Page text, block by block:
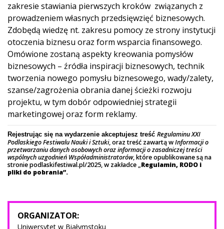
zakresie stawiania pierwszych kroków związanych z
prowadzeniem własnych przedsięwzięć biznesowych.
Zdobędą wiedzę nt. zakresu pomocy ze strony instytucji
otoczenia biznesu oraz form wsparcia finansowego.
Omówione zostaną aspekty kreowania pomysłów
biznesowych – źródła inspiracji biznesowych, technik
tworzenia nowego pomysłu biznesowego, wady/zalety,
szanse/zagrożenia obrania danej ścieżki rozwoju
projektu, w tym dobór odpowiedniej strategii
marketingowej oraz form reklamy.
Rejestrując się na wydarzenie akceptujesz treść Regulaminu XXI
Podlaskiego Festiwalu Nauki i Sztuki, oraz treść zawartą wInformacji o
przetwarzaniu danych osobowych oraz informacji o zasadniczej treści
wspólnych uzgodnień Współadministratorów, które opublikowane są na
stronie podlaskifestiwal.pl/2025, w zakładce „Regulamin, RODO i
pliki do pobrania”.
ORGANIZATOR:
Uniwersytet w Białymstoku